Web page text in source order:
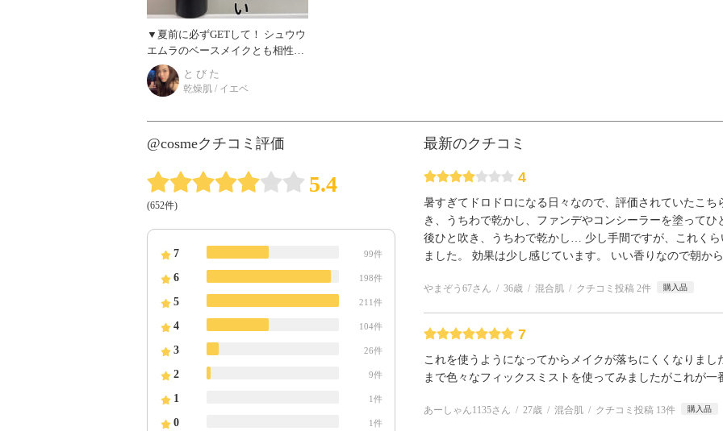
▼夏前に必ずGETして！ シュウウ
エムラのベースメイクとも相性抜
群です。 ▼どんな特徴？ とにか
く霧が細かくフワッと顔にかかり
ます。 オスス
と び た
乾燥肌 / イエベ
@cosmeクチコミ評価
5.4
(652件)
7 99件
6 198件
5 211件
4 104件
3 26件
2 9件
1 1件
0 1件
最新のクチコミ
4
暑すぎてドロドロになる日々なので、評価されていたこ
き、うちわで乾かし、ファンデやコンシーラーを塗って
後ひと吹き、うちわで乾かし… 少し手間ですが、これく
ました。 効果は少し感じています。 いい香りなので朝か
やまぞう67さん 36歳 混合肌 クチコミ投稿 2件 購入品
7
これを使うようになってからメイクが落ちにくくなりま
まで色々なフィックスミストを使ってみましたがこれが一
あーしゃん1135さん 27歳 混合肌 クチコミ投稿 13件 購入品